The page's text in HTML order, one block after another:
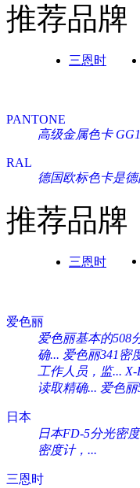
推荐品牌
三恩时
PANTONE
高级金属色卡
RAL
德国欧标色卡是
推荐品牌
三恩时
爱色丽
爱色丽基本的508
确... 爱色丽341密
工作人员，监... X-
读取精确... 爱色
日本
日本FD-5分光密
密度计，...
三恩时